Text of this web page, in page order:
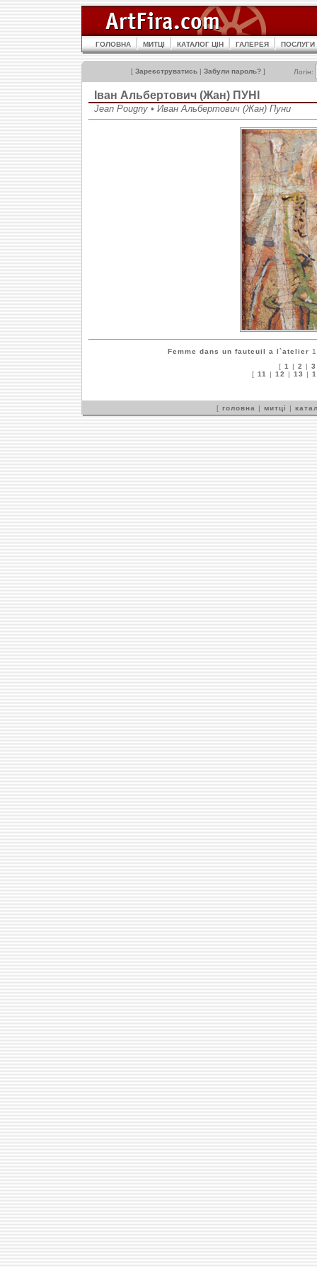
ГОЛОВНА МИТЦІ КАТАЛОГ ЦІН ГАЛЕРЕЯ ПОСЛУГИ
[ Зареєструватись | Забули пароль? ] Логін:
Іван Альбертович (Жан) ПУНІ
Jean Pougny • Иван Альбертович (Жан) Пуни
Femme dans un fauteuil a l`atelier
[ 1 | 2 | 3
[ 11 | 12 | 13 |
[ головна | митці |